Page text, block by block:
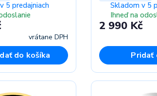
5 predajniach
vrátane DPH
do košíka
Skladom v 5
Ihneď na
2 990 Kč
Pridať